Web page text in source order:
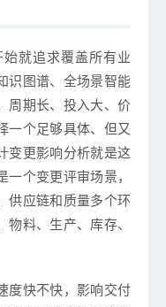
就追求覆盖所有业
识图谱、全场景智能
周期长、投入大、价
一个足够具体、但又
变更影响分析就是这
个变更评审场景，
供应链和质量多个环
物料、生产、库存、
度快不快，影响交付